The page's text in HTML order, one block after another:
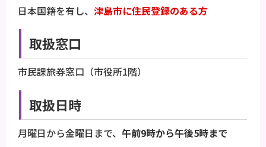
日本国籍を有し、 津島市に住民登録のある方
取扱窓口
市民課旅券窓口（市役所1階）
取扱日時
月曜日から金曜日まで、 午前9時から午後5時まで